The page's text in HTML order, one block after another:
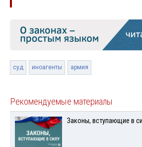
суд иноагенты армия
Рекомендуемые материалы
Законы, вступающие в